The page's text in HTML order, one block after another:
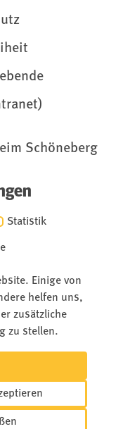
Schöneberg
Statistik
Einige von
helfen uns,
zusätzliche
zu stellen.